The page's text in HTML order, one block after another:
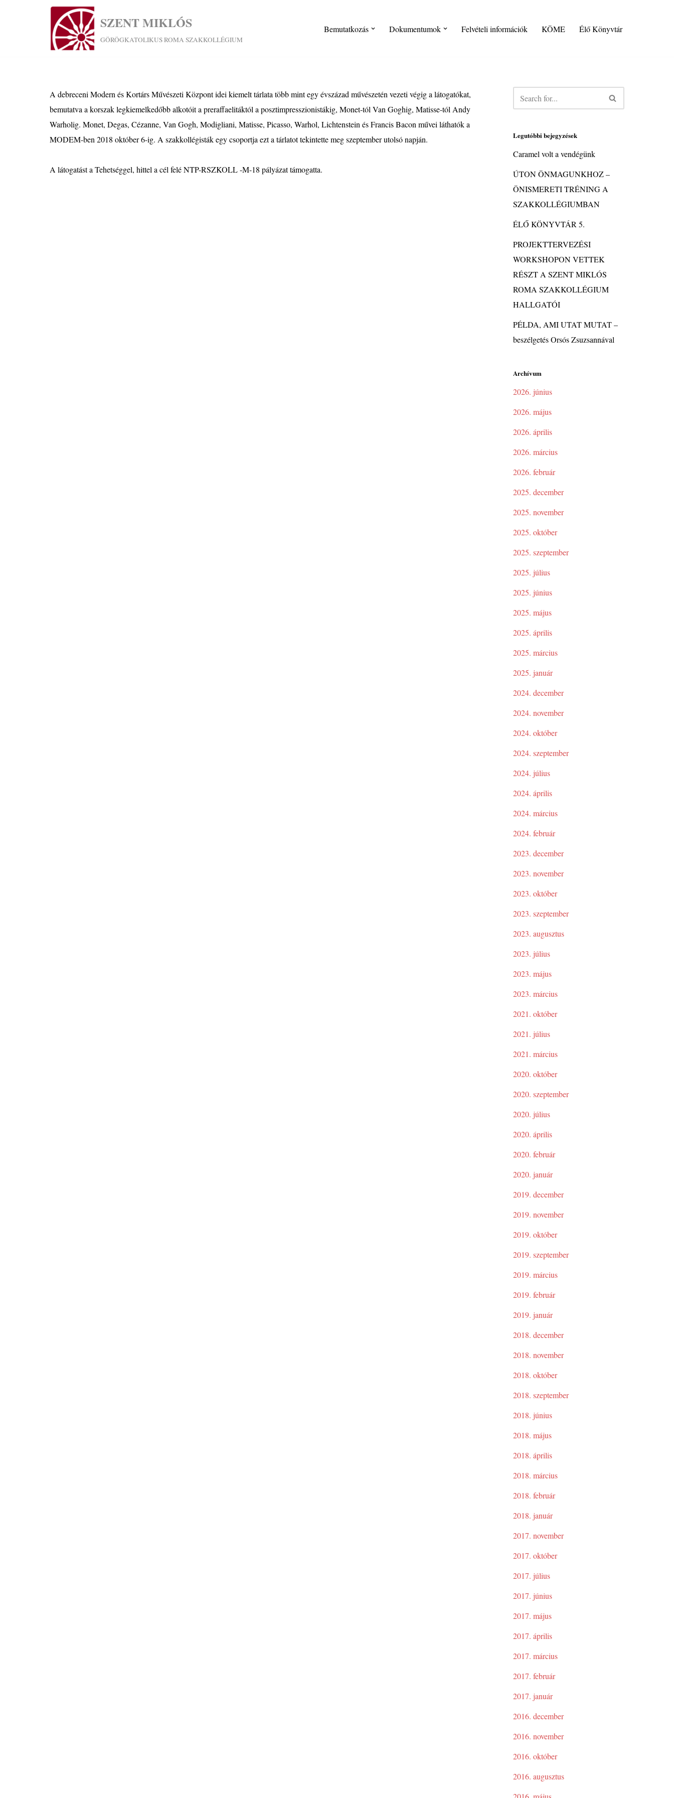
SZENT MIKLÓS
GÖRÖGKATOLIKUS ROMA SZAKKOLLÉGIUM
Bemutatkozás Dokumentumok Felvételi információk KÖME Élő Könyvtár
A debreceni Modern és Kortárs Művészeti Központ idei kiemelt tárlata több mint egy évszázad művészetén vezeti végig a látogatókat,
bemutatva a korszak legkiemelkedőbb alkotóit a preraffaelitáktól a posztimpresszionistákig, Monet-tól Van Goghig, Matisse-tól Andy
Warholig. Monet, Degas, Cézanne, Van Gogh, Modigliani, Matisse, Picasso, Warhol, Lichtenstein és Francis Bacon művei láthatók a
MODEM-ben 2018 október 6-ig. A szakkollégisták egy csoportja ezt a tárlatot tekintette meg szeptember utolsó napján.
A látogatást a Tehetséggel, hittel a cél felé NTP-RSZKOLL -M-18 pályázat támogatta.
Legutóbbi bejegyzések
Caramel volt a vendégünk
ÚTON ÖNMAGUNKHOZ –
ÖNISMERETI TRÉNING A
SZAKKOLLÉGIUMBAN
ÉLŐ KÖNYVTÁR 5.
PROJEKTTERVEZÉSI
WORKSHOPON VETTEK
RÉSZT A SZENT MIKLÓS
ROMA SZAKKOLLÉGIUM
HALLGATÓI
PÉLDA, AMI UTAT MUTAT –
beszélgetés Orsós Zsuzsannával
Archívum
2026. június
2026. május
2026. április
2026. március
2026. február
2025. december
2025. november
2025. október
2025. szeptember
2025. július
2025. június
2025. május
2025. április
2025. március
2025. január
2024. december
2024. november
2024. október
2024. szeptember
2024. július
2024. április
2024. március
2024. február
2023. december
2023. november
2023. október
2023. szeptember
2023. augusztus
2023. július
2023. május
2023. március
2021. október
2021. július
2021. március
2020. október
2020. szeptember
2020. július
2020. április
2020. február
2020. január
2019. december
2019. november
2019. október
2019. szeptember
2019. március
2019. február
2019. január
2018. december
2018. november
2018. október
2018. szeptember
2018. június
2018. május
2018. április
2018. március
2018. február
2018. január
2017. november
2017. október
2017. július
2017. június
2017. május
2017. április
2017. március
2017. február
2017. január
2016. december
2016. november
2016. október
2016. augusztus